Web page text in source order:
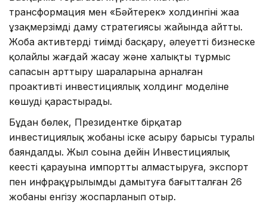
трансформация мен «Бәйтерек» холдингінің жаңа
ұзақмерзімді даму стратегиясы жайында айтты.
Жоба активтерді тиімді басқару, әлеуетті бизнеске
қолайлы жағдай жасау және халықтың тұрмыс
сапасын арттыру шараларына арналған
проактивті инвестициялық холдинг моделіне
көшуді қарастырады.
Бұдан бөлек, Президентке бірқатар
инвестициялық жобаны іске асыру барысы туралы
баяндалды. Жыл соңына дейін Инвестициялық
кеңестің қарауына импортты алмастыруға, экспорт
пен инфрақұрылымды дамытуға бағытталған 26
жобаны енгізу жоспарланып отыр.